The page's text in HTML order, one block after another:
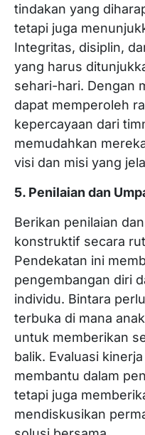
tindakan yang
tetapi juga
Integritas, disiplin,
yang harus
sehari-hari. Dengan
dapat memperoleh
kepercayaan dari
memudahkan
visi dan misi yang
5. Penilaian dan
Berikan penilaian
konstruktif secara
Pendekatan ini
pengembangan diri
individu. Bintara
terbuka di mana
untuk memberikan
balik. Evaluasi
membantu dalam
tetapi juga
mendiskusikan